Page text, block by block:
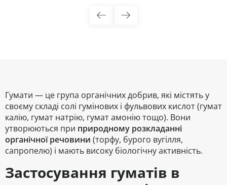
Гумати — це група органічних добрив, які містять у
своєму складі солі гумінових і фульвових кислот (гумат
калію, гумат натрію, гумат амонію тощо). Вони
утворюються при природному розкладанні
органічної речовини (торфу, бурого вугілля,
сапропелю) і мають високу біологічну активність.
Застосування гуматів в